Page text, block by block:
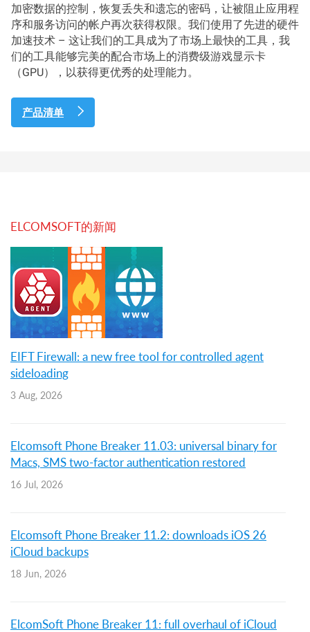
加密数据的控制，恢复丢失和遗忘的密码，让被阻止应用程
序和服务访问的帐户再次获得权限。我们使用了先进的硬件
加速技术 – 这让我们的工具成为了市场上最快的工具，我
们的工具能够完美的配合市场上的消费级游戏显示卡
（GPU），以获得更优秀的处理能力。
产品清单
ELCOMSOFT的新闻
EIFT Firewall: a new free tool for controlled agent
sideloading
3 Aug, 2026
Elcomsoft Phone Breaker 11.03: universal binary for
Macs, SMS two-factor authentication restored
16 Jul, 2026
Elcomsoft Phone Breaker 11.2: downloads iOS 26
iCloud backups
18 Jun, 2026
ElcomSoft Phone Breaker 11: full overhaul of iCloud